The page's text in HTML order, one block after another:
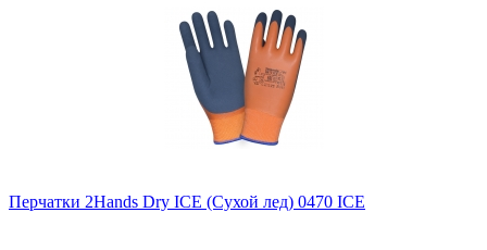
Перчатки 2Hands Dry ICE (Сухой лед) 0470 ICE